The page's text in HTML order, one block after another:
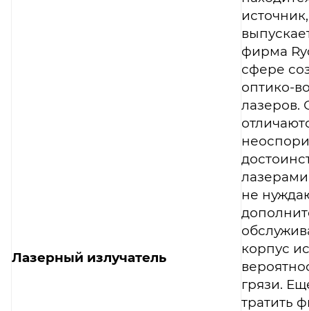
Лазерный излучатель
фирма
сфере
оптико-
лазеров.
не
корпус
грязи.
тратить